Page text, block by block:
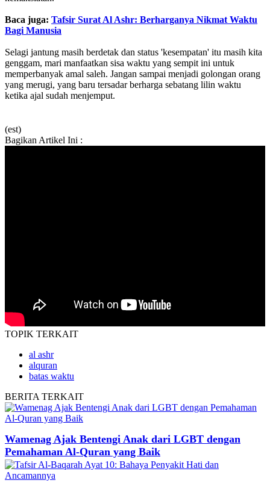
Baca juga: Tafsir Surat Al Ashr: Berharganya Nikmat Waktu
Bagi Manusia
‎Selagi jantung masih berdetak dan status 'kesempatan' itu masih kita
genggam, mari manfaatkan sisa waktu yang sempit ini untuk
memperbanyak amal saleh. Jangan sampai menjadi golongan orang
yang merugi, yang baru tersadar berharga sebatang lilin waktu
ketika ajal sudah menjemput.
(est)
Bagikan Artikel Ini :
TOPIK TERKAIT
al ashr
alquran
batas waktu
BERITA TERKAIT
Wamenag Ajak Bentengi Anak dari LGBT dengan
Pemahaman Al-Quran yang Baik